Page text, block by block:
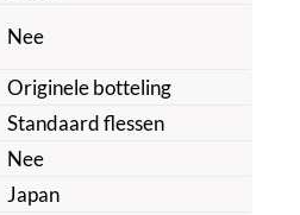
Nee
Originele botteling
Standaard flessen
Nee
Japan